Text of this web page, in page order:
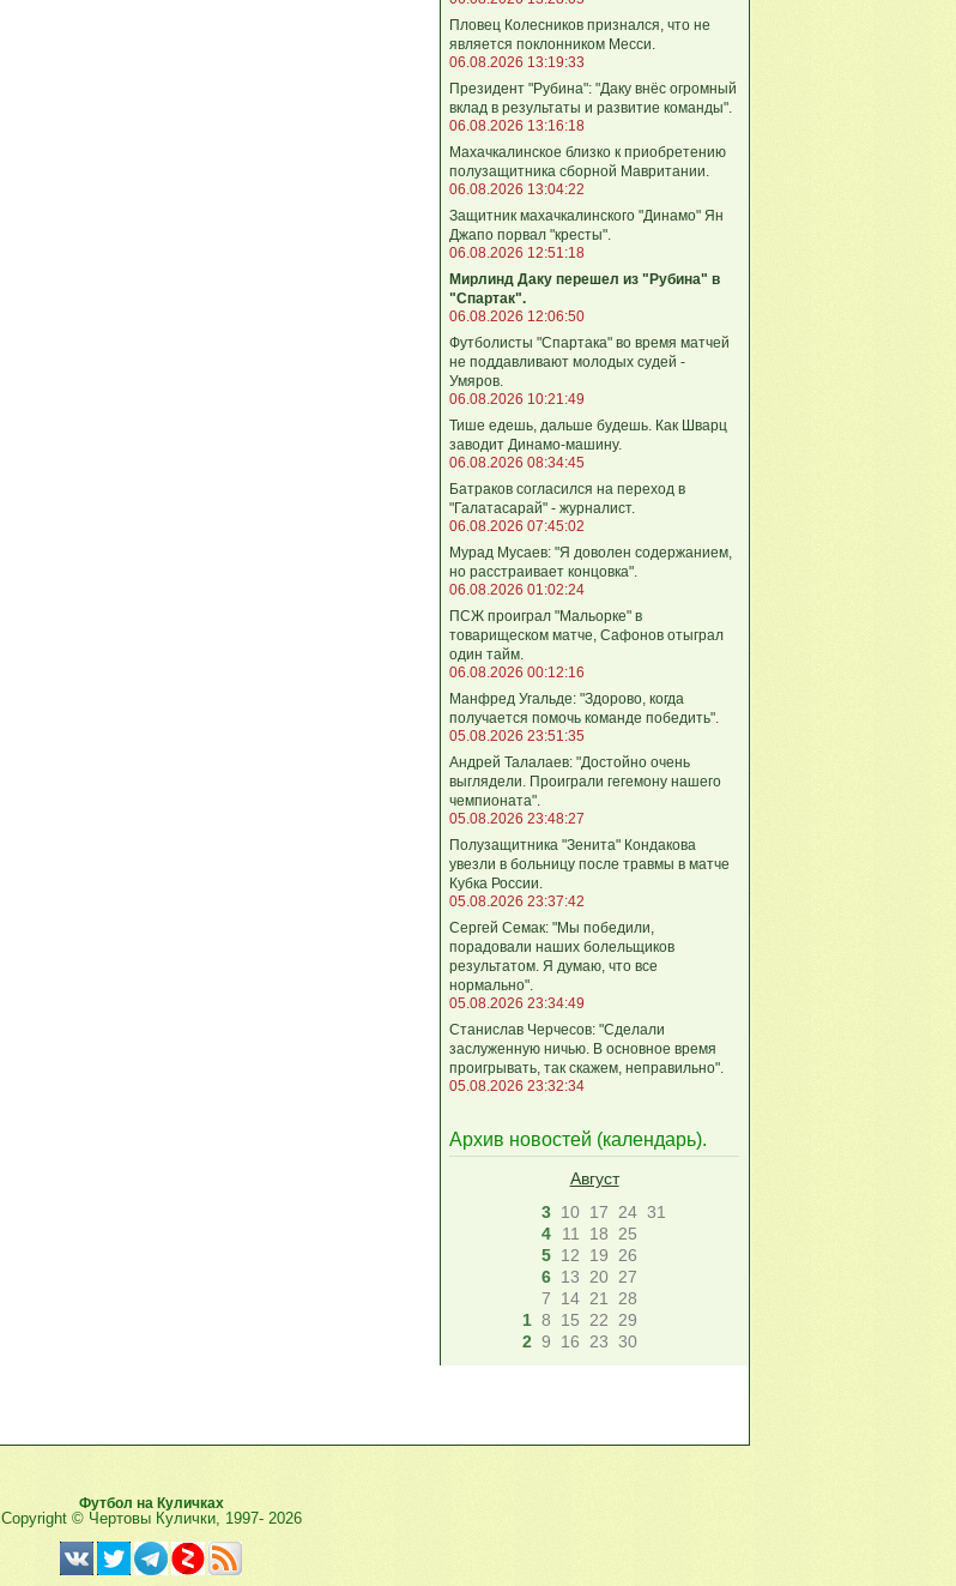
Пловец Колесников признался, что не
является поклонником Месси.
06.08.2026 13:19:33
Президент "Рубина": "Даку внёс огромный
вклад в результаты и развитие команды".
06.08.2026 13:16:18
Махачкалинское близко к приобретению
полузащитника сборной Мавритании.
06.08.2026 13:04:22
Защитник махачкалинского "Динамо" Ян
Джапо порвал "кресты".
06.08.2026 12:51:18
Мирлинд Даку перешел из "Рубина" в
"Спартак".
06.08.2026 12:06:50
Футболисты "Спартака" во время матчей
не поддавливают молодых судей -
Умяров.
06.08.2026 10:21:49
Тише едешь, дальше будешь. Как Шварц
заводит Динамо-машину.
06.08.2026 08:34:45
Батраков согласился на переход в
"Галатасарай" - журналист.
06.08.2026 07:45:02
Мурад Мусаев: "Я доволен содержанием,
но расстраивает концовка".
06.08.2026 01:02:24
ПСЖ проиграл "Мальорке" в
товарищеском матче, Сафонов отыграл
один тайм.
06.08.2026 00:12:16
Манфред Угальде: "Здорово, когда
получается помочь команде победить".
05.08.2026 23:51:35
Андрей Талалаев: "Достойно очень
выглядели. Проиграли гегемону нашего
чемпионата".
05.08.2026 23:48:27
Полузащитника "Зенита" Кондакова
увезли в больницу после травмы в матче
Кубка России.
05.08.2026 23:37:42
Сергей Семак: "Мы победили,
порадовали наших болельщиков
результатом. Я думаю, что все
нормально".
05.08.2026 23:34:49
Станислав Черчесов: "Сделали
заслуженную ничью. В основное время
проигрывать, так скажем, неправильно".
05.08.2026 23:32:34
Архив новостей (календарь).
Август
3 10 17 24 31
4
11 18
25
5 12 19
26
6 13 20 27
7
14 21
28
1 8 15 22
29
2 9 16 23 30
Футбол на Куличках
Copyright © Чертовы Кулички, 1997- 2026